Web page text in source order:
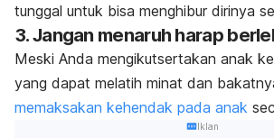
tunggal untuk bisa menghibur dirinya
3. Jangan menaruh harap
Meski Anda mengikutsertakan anak
yang dapat melatih minat dan
memaksakan kehendak pada anak
Iklan